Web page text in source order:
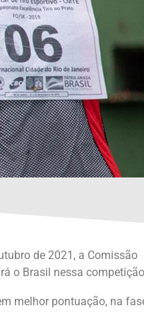
de 2021, a Comissão
o Brasil nessa
melhor pontuação, na